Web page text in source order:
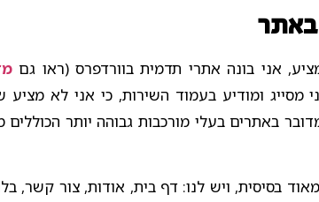
אני בונה אתרי תדמית בוורדפרס (ראו גם
מסייג ומודיע בעמוד השירות, כי אני לא מציע
באתרים בעלי מורכבות גבוהה יותר
בסיסית, ויש לנו: דף בית, אודות, צור קשר,